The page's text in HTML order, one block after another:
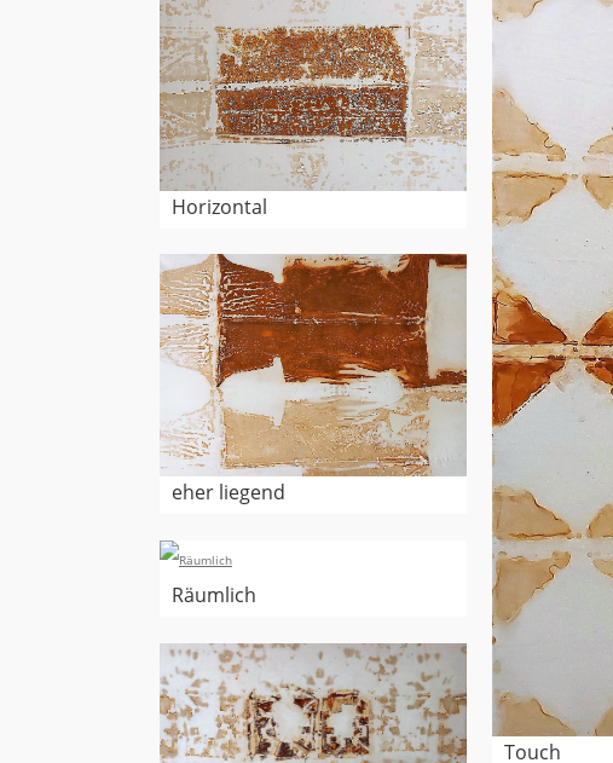
Horizontal
Touch
eher liegend
Räumlich